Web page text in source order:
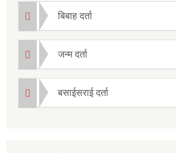
बिबाह दर्ता
जन्म दर्ता
बसाईसराई दर्ता